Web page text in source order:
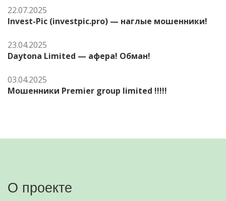
22.07.2025
Invest-Pic (investpic.pro) — наглые мошенники!
23.04.2025
Daytona Limited — афера! Обман!
03.04.2025
Мошенники Premier group limited !!!!!
О проекте